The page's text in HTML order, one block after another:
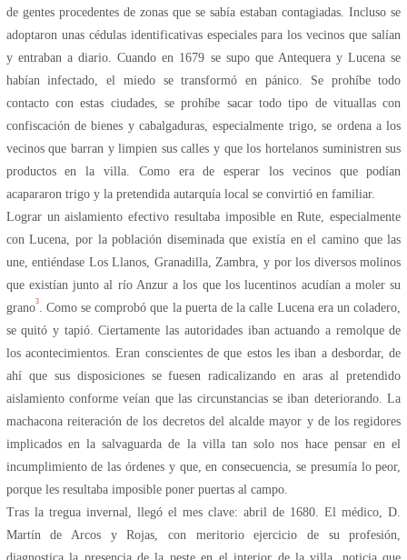
de gentes procedentes de zonas que se sabía estaban contagiadas. Incluso se
adoptaron unas cédulas identificativas especiales para los vecinos que salían
y entraban a diario. Cuando en 1679 se supo que Antequera y Lucena se
habían infectado, el miedo se transformó en pánico. Se prohíbe todo
contacto con estas ciudades, se prohíbe sacar todo tipo de vituallas con
confiscación de bienes y cabalgaduras, especialmente trigo, se ordena a los
vecinos que barran y limpien sus calles y que los hortelanos suministren sus
productos en la villa. Como era de esperar los vecinos que podían
acapararon trigo y la pretendida autarquía local se convirtió en familiar.
Lograr un aislamiento efectivo resultaba imposible en Rute, especialmente
con Lucena, por la población diseminada que existía en el camino que las
une, entiéndase Los Llanos, Granadilla, Zambra, y por los diversos molinos
que existían junto al río Anzur a los que los lucentinos acudían a moler su
grano3. Como se comprobó que la puerta de la calle Lucena era un coladero,
se quitó y tapió. Ciertamente las autoridades iban actuando a remolque de
los acontecimientos. Eran conscientes de que estos les iban a desbordar, de
ahí que sus disposiciones se fuesen radicalizando en aras al pretendido
aislamiento conforme veían que las circunstancias se iban deteriorando. La
machacona reiteración de los decretos del alcalde mayor y de los regidores
implicados en la salvaguarda de la villa tan solo nos hace pensar en el
incumplimiento de las órdenes y que, en consecuencia, se presumía lo peor,
porque les resultaba imposible poner puertas al campo.
Tras la tregua invernal, llegó el mes clave: abril de 1680. El médico, D.
Martín de Arcos y Rojas, con meritorio ejercicio de su profesión,